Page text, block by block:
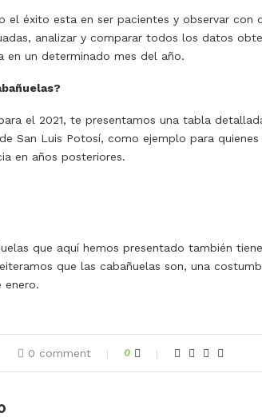
el éxito esta en ser pacientes y observar
analizar y comparar todos los datos
en un determinado mes del año.
el 2021, te presentamos una tabla
San Luis Potosí, como ejemplo para quienes
en años posteriores.
que aquí hemos presentado también
que las cabañuelas son, una
enero.
0 comment 0